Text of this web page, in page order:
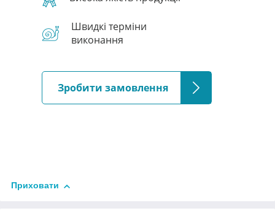
Швидкі терміни
виконання
Зробити замовлення
Приховати